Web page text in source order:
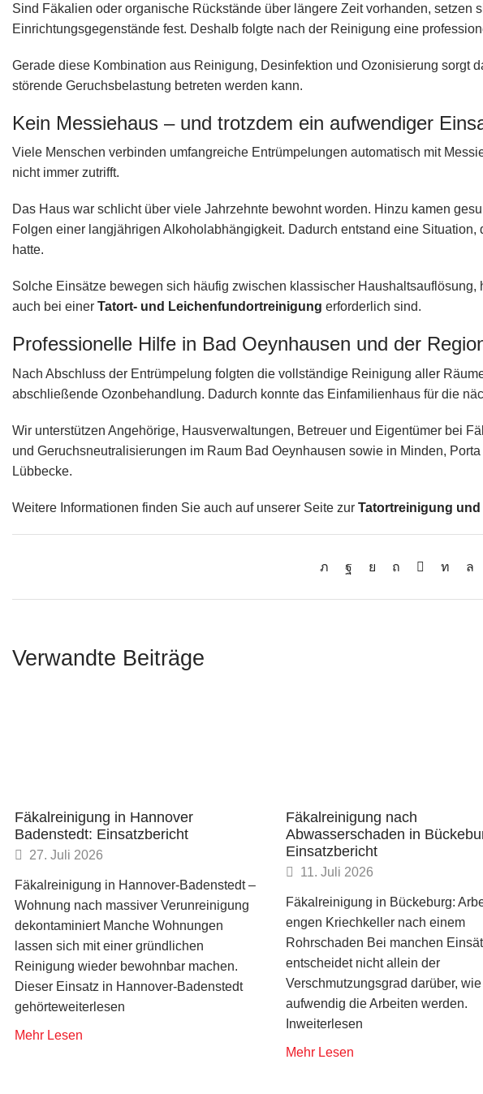
Sind Fäkalien oder organische Rückstände über längere Zeit vorhanden, setzen
Einrichtungsgegenstände fest. Deshalb folgte nach der Reinigung eine
Gerade diese Kombination aus Reinigung, Desinfektion und Ozonisierung sorgt
störende Geruchsbelastung betreten werden kann.
Kein Messiehaus – und trotzdem ein aufwendiger
Viele Menschen verbinden umfangreiche Entrümpelungen automatisch mit
nicht immer zutrifft.
Das Haus war schlicht über viele Jahrzehnte bewohnt worden. Hinzu kamen
Folgen einer langjährigen Alkoholabhängigkeit. Dadurch entstand eine
hatte.
Solche Einsätze bewegen sich häufig zwischen klassischer
auch bei einer Tatort- und Leichenfundortreinigung erforderlich sind.
Professionelle Hilfe in Bad Oeynhausen und der
Nach Abschluss der Entrümpelung folgten die vollständige Reinigung aller
abschließende Ozonbehandlung. Dadurch konnte das Einfamilienhaus für die
Wir unterstützen Angehörige, Hausverwaltungen, Betreuer und Eigentümer bei
und Geruchsneutralisierungen im Raum Bad Oeynhausen sowie in Minden,
Lübbecke.
Weitere Informationen finden Sie auch auf unserer Seite zur Tatortreinigung
Verwandte Beiträge
Fäkalreinigung in Hannover
Badenstedt: Einsatzbericht
27. Juli 2026
Fäkalreinigung in Hannover-Badenstedt –
Wohnung nach massiver Verunreinigung
dekontaminiert Manche Wohnungen
lassen sich mit einer gründlichen
Reinigung wieder bewohnbar machen.
Dieser Einsatz in Hannover-Badenstedt
gehörteweiterlesen
Mehr Lesen
Fäkalreinigung nach
Abwasserschaden in
Einsatzbericht
11. Juli 2026
Fäkalreinigung in Bückeburg:
engen Kriechkeller nach einem
Rohrschaden Bei manchen
entscheidet nicht allein der
Verschmutzungsgrad darüber, wie
aufwendig die Arbeiten werden.
Inweiterlesen
Mehr Lesen